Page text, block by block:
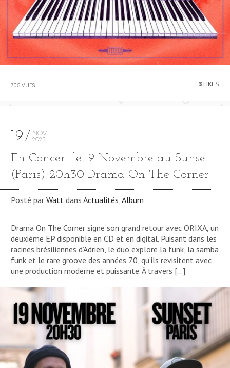
705 VUES 3LIKES
19
NOV
2025
En Concert le 19 Novembre au Sunset
(Paris) 20h30 Drama On The Corner!
Posté parWatt dansActualités,Album
Drama On The Corner signe son grand retour avec ORIXA, un
deuxième EP disponible en CD et en digital. Puisant dans les
racines brésiliennes d’Adrien, le duo explore la funk, la samba
funk et le rare groove des années 70, qu’ils revisitent avec
une production moderne et puissante. À travers […]